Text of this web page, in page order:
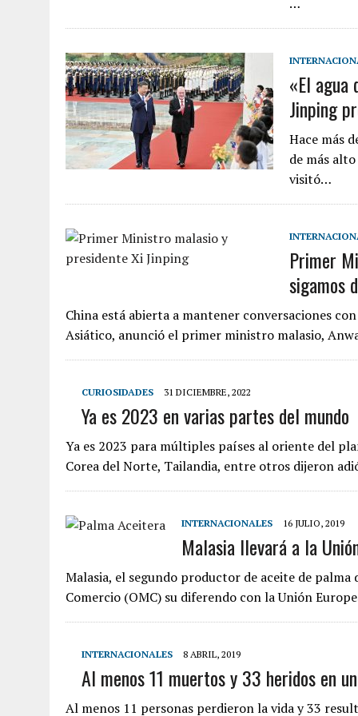
«El agua
Jinping
Hace más
de más
visitó…
Primer
sigamos
China está abierta a mantener conversaciones
Asiático, anunció el primer ministro malasio,
CURIOSIDADES 31 DICIEMBRE, 2022
Ya es 2023 en varias partes del mundo
Ya es 2023 para múltiples países al oriente del
Corea del Norte, Tailandia, entre otros dijeron
INTERNACIONALES 16 JULIO, 2019
Malasia llevará a la
Malasia, el segundo productor de aceite de
Comercio (OMC) su diferendo con la Unión
INTERNACIONALES 8 ABRIL, 2019
Al menos 11 muertos y 33 heridos en
Al menos 11 personas perdieron la vida y 33